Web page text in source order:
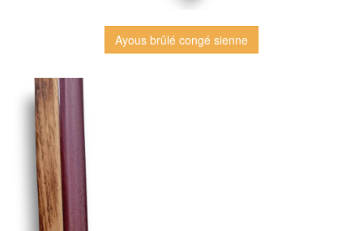
Ayous brûlé congé sienne